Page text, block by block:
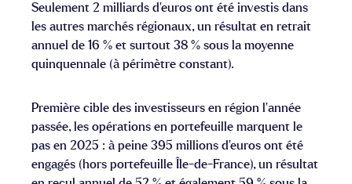
Seulement 2 milliards d’euros ont été investis dans
les autres marchés régionaux, un résultat en retrait
annuel de 16 % et surtout 38 % sous la moyenne
quinquennale (à périmètre constant).
Première cible des investisseurs en région l’année
passée, les opérations en portefeuille marquent le
pas en 2025 : à peine 395 millions d’euros ont été
engagés (hors portefeuille Île-de-France), un résultat